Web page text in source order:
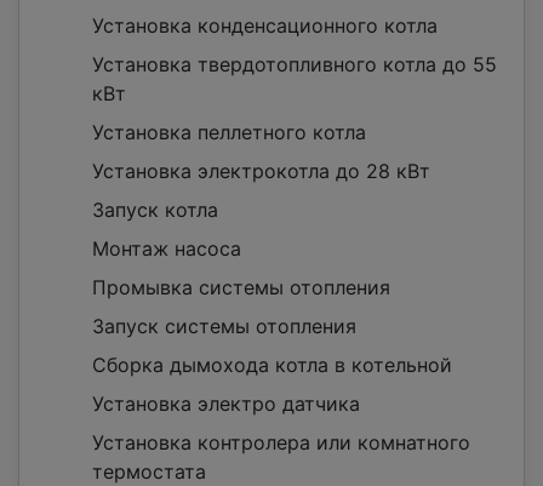
Установка конденсационного котла
Установка твердотопливного котла до 55
кВт
Установка пеллетного котла
Установка электрокотла до 28 кВт
Запуск котла
Монтаж насоса
Промывка системы отопления
Запуск системы отопления
Сборка дымохода котла в котельной
Установка электро датчика
Установка контролера или комнатного
термостата